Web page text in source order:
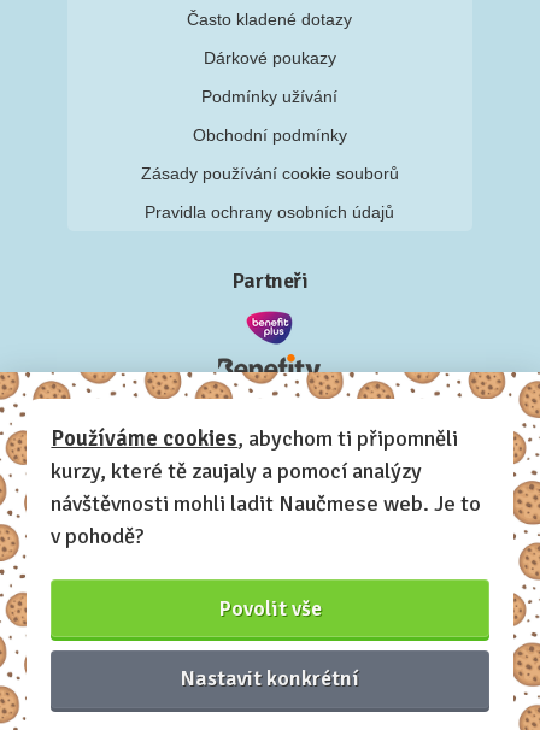
Často kladené dotazy
Dárkové poukazy
Podmínky užívání
Obchodní podmínky
Zásady používání cookie souborů
Pravidla ochrany osobních údajů
Partneři
Naučmese, 2012-2026.
Sdílíme dovednosti, offline i online.
Používáme cookies, abychom ti připomněli
kurzy, které tě zaujaly a pomocí analýzy
návštěvnosti mohli ladit Naučmese web. Je to
v pohodě?
Povolit vše
Nastavit konkrétní